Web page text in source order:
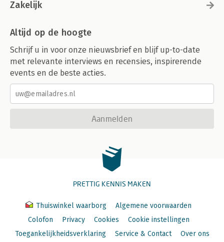
Zakelijk
Altijd op de hoogte
Schrijf u in voor onze nieuwsbrief en blijf up-to-date
met relevante interviews en recensies, inspirerende
events en de beste acties.
Aanmelden
PRETTIG KENNIS MAKEN
Thuiswinkel waarborg
Algemene voorwaarden
Colofon
Privacy Cookies
Cookie instellingen
Toegankelijkheidsverklaring
Service & Contact Over ons